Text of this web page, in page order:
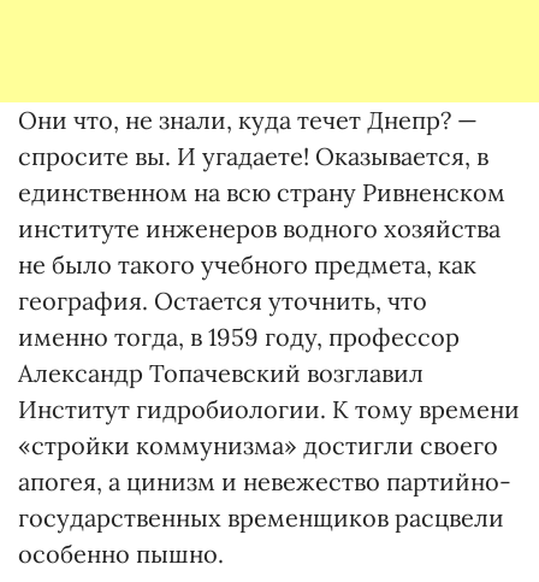
Они что, не знали, куда течет Днепр? —
спросите вы. И угадаете! Оказывается, в
единственном на всю страну Ривненском
институте инженеров водного хозяйства
не было такого учебного предмета, как
география. Остается уточнить, что
именно тогда, в 1959 году, профессор
Александр Топачевский возглавил
Институт гидробиологии. К тому времени
«стройки коммунизма» достигли своего
апогея, а цинизм и невежество партийно-
государственных временщиков расцвели
особенно пышно.